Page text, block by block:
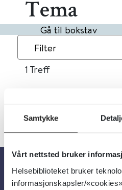
Samtykke
Vårt nettsted bruker
Helsebiblioteket bruker
informasjonskapsler/
Tema
Gå til bokstav
Filter
1 Treff
Om oss